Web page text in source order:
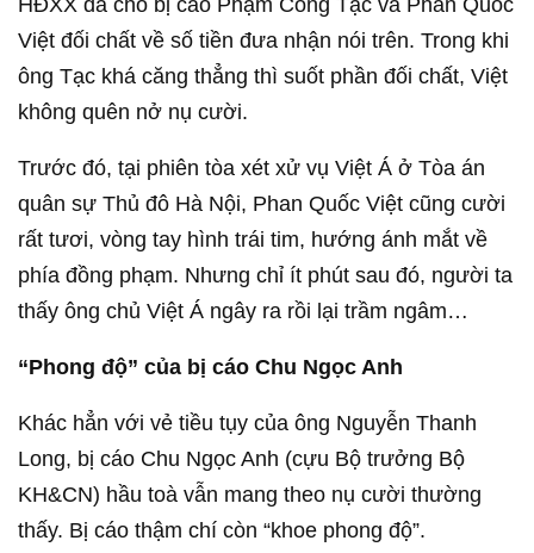
Việt đối chất về số tiền đưa nhận nói trên. Trong khi
ông Tạc khá căng thẳng thì suốt phần đối chất, Việt
không quên nở nụ cười.
Trước đó, tại phiên tòa xét xử vụ Việt Á ở Tòa án
quân sự Thủ đô Hà Nội, Phan Quốc Việt cũng cười
rất tươi, vòng tay hình trái tim, hướng ánh mắt về
phía đồng phạm. Nhưng chỉ ít phút sau đó, người ta
thấy ông chủ Việt Á ngây ra rồi lại trầm ngâm…
“Phong độ” của bị cáo Chu Ngọc Anh
Khác hẳn với vẻ tiều tụy của ông Nguyễn Thanh
Long, bị cáo Chu Ngọc Anh (cựu Bộ trưởng Bộ
KH&CN) hầu toà vẫn mang theo nụ cười thường
thấy. Bị cáo thậm chí còn “khoe phong độ”.